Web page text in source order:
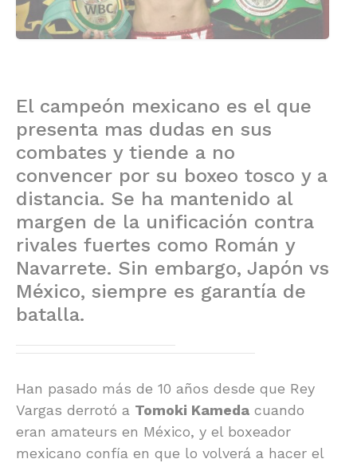
El campeón mexicano es el que
presenta mas dudas en sus
combates y tiende a no
convencer por su boxeo tosco y a
distancia. Se ha mantenido al
margen de la unificación contra
rivales fuertes como Román y
Navarrete. Sin embargo, Japón vs
México, siempre es garantía de
batalla.
Han pasado más de 10 años desde que Rey
Vargas derrotó a Tomoki Kameda cuando
eran amateurs en México, y el boxeador
mexicano confía en que lo volverá a hacer el